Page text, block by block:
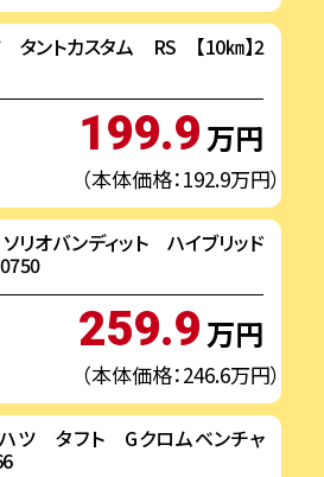
ントカスタム RS 【10㎞】2
199.9万円
（本体価格：192.9万円）
オバンディット ハイブリッド
259.9万円
（本体価格：246.6万円）
ツ タフト Gクロムベンチャ